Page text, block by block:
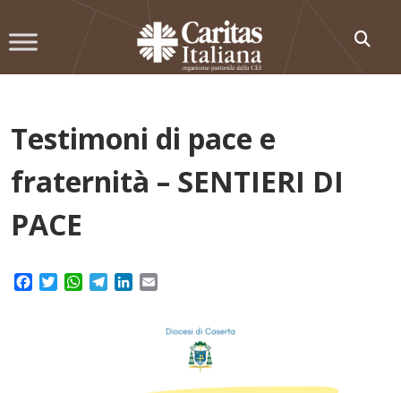
to
Testimoni di pace e
fraternità – SENTIERI DI
PACE
Facebook
TwitterWhatsApp
TelegramLinkedIn